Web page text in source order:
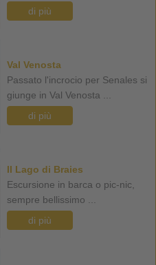
di più
Val Venosta
Passato l'incrocio per Senales si
giunge in Val Venosta ...
di più
Il Lago di Braies
Escursione in barca o pic-nic,
sempre bellissimo ...
di più